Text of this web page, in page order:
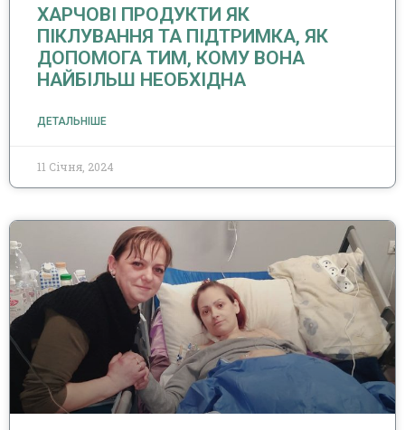
ХАРЧОВІ ПРОДУКТИ ЯК
ПІКЛУВАННЯ ТА ПІДТРИМКА, ЯК
ДОПОМОГА ТИМ, КОМУ ВОНА
НАЙБІЛЬШ НЕОБХІДНА
ДЕТАЛЬНІШЕ
11 Січня, 2024